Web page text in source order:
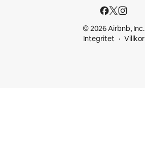
© 2026 Airbnb, Inc.
Integritet
Villkor